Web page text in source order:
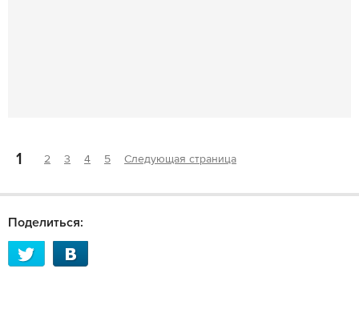
1 2 3 4 5 Следующая страница
Поделиться: